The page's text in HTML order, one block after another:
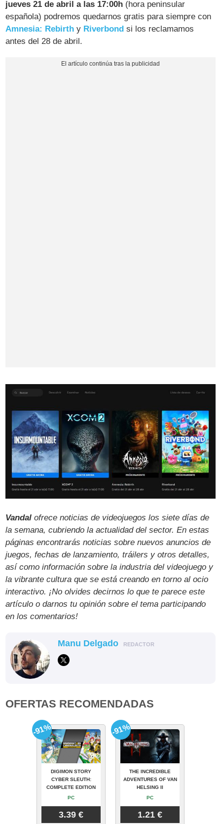
jueves 21 de abril a las 17:00h (hora peninsular
española) podremos quedarnos gratis para siempre con
Amnesia: Rebirth y Riverbond si los reclamamos
antes del 28 de abril.
Vandal ofrece noticias de videojuegos los siete días de
la semana, cubriendo la actualidad del sector. En estas
páginas encontrarás noticias sobre nuevos anuncios de
juegos, fechas de lanzamiento, tráilers y otros detalles,
así como información sobre la industria del videojuego y
la vibrante cultura que se está creando en torno al ocio
interactivo. ¡No olvides decirnos lo que te parece este
artículo o darnos tu opinión sobre el tema participando
en los comentarios!
Manu Delgado REDACTOR
OFERTAS RECOMENDADAS
DIGIMON STORY
CYBER SLEUTH:
COMPLETE EDITION
PC
3.39 €
-91%
THE INCREDIBLE
ADVENTURES OF VAN
HELSING II
PC
1.21 €
-91%